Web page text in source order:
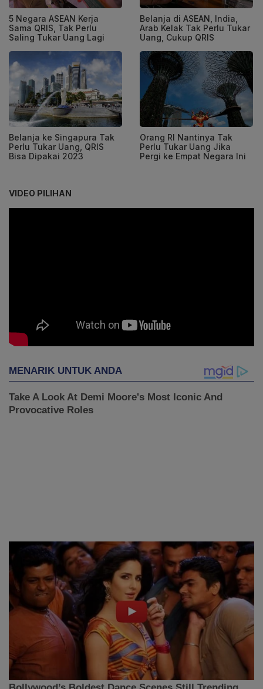
5 Negara ASEAN Kerja
Sama QRIS, Tak Perlu
Saling Tukar Uang Lagi
Belanja di ASEAN, India,
Arab Kelak Tak Perlu Tukar
Uang, Cukup QRIS
Belanja ke Singapura Tak
Perlu Tukar Uang, QRIS
Bisa Dipakai 2023
Orang RI Nantinya Tak
Perlu Tukar Uang Jika
Pergi ke Empat Negara Ini
VIDEO PILIHAN